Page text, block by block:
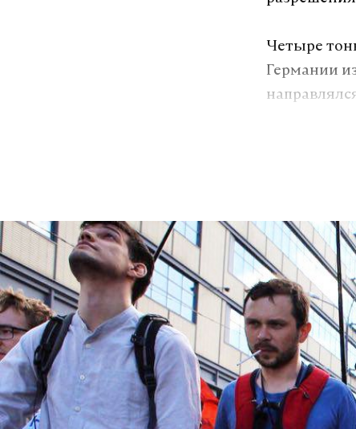
Четыре
Германии
Макс
Фото: ©